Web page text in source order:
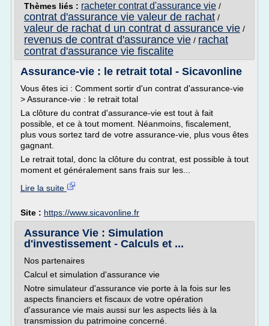
Thèmes liés : racheter contrat d'assurance vie /
contrat d'assurance vie valeur de rachat /
valeur de rachat d un contrat d assurance vie /
revenus de contrat d'assurance vie / rachat
contrat d'assurance vie fiscalite
Assurance-vie : le retrait total - Sicavonline
Vous êtes ici : Comment sortir d'un contrat d'assurance-vie
> Assurance-vie : le retrait total
La clôture du contrat d'assurance-vie est tout à fait
possible, et ce à tout moment. Néanmoins, fiscalement,
plus vous sortez tard de votre assurance-vie, plus vous êtes
gagnant.
Le retrait total, donc la clôture du contrat, est possible à tout
moment et généralement sans frais sur les...
Lire la suite
Site : https://www.sicavonline.fr
Assurance Vie : Simulation
d'investissement - Calculs et ...
Nos partenaires
Calcul et simulation d'assurance vie
Notre simulateur d'assurance vie porte à la fois sur les
aspects financiers et fiscaux de votre opération
d'assurance vie mais aussi sur les aspects liés à la
transmission du patrimoine concerné.